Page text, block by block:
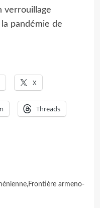
verrouillage
pandémie de
X
Threads
,Frontière armeno-